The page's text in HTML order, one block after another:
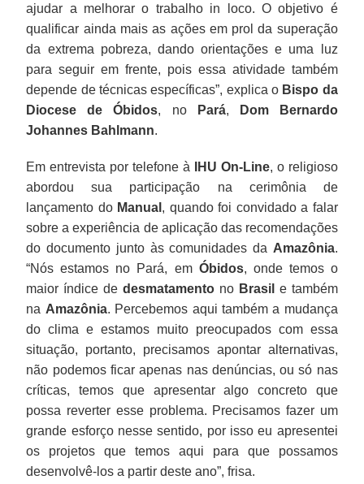
ajudar a melhorar o trabalho in loco. O objetivo é
qualificar ainda mais as ações em prol da superação
da extrema pobreza, dando orientações e uma luz
para seguir em frente, pois essa atividade também
depende de técnicas específicas”, explica o Bispo da
Diocese de Óbidos, no Pará,
Dom Bernardo
Johannes Bahlmann.
Em entrevista por telefone à IHU On-Line, o religioso
abordou sua participação na cerimônia de
lançamento do Manual , quando foi convidado a falar
sobre a experiência de aplicação das recomendações
do documento junto às comunidades da Amazônia.
“Nós estamos no Pará, em Óbidos, onde temos o
maior índice dedesmatamento no Brasil e também
na Amazônia. Percebemos aqui também a mudança
do clima e estamos muito preocupados com essa
situação, portanto, precisamos apontar alternativas,
não podemos ficar apenas nas denúncias, ou só nas
críticas, temos que apresentar algo concreto que
possa reverter esse problema. Precisamos fazer um
grande esforço nesse sentido, por isso eu apresentei
os projetos que temos aqui para que possamos
desenvolvê-los a partir deste ano”, frisa.